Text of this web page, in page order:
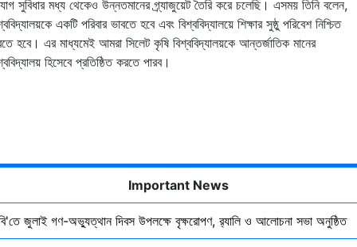
সুবিধার মধ্য থেকেও উন্নতমানের গ্র্যাজুয়েট তৈরি করে চলেছি। এসময় তিনি বলেন,
একটি পরিবার ভাবতে হবে এবং বিশ্ববিদ্যালয়ে শিক্ষার সুষ্ঠু পরিবেশ নিশ্চিত
হবে। এর মাধ্যমেই আমরা সিলেট কৃষি বিশ্ববিদ্যালয়কে আন্তর্জাতিক মানের
হিসেবে প্রতিষ্ঠিত করতে পারব।
Important News
জুলাই গণ-অভ্যুত্থান দিবস উপলক্ষে বৃক্ষরোপণ, র‍্যালি ও আলোচনা সভা অনুষ্ঠিত